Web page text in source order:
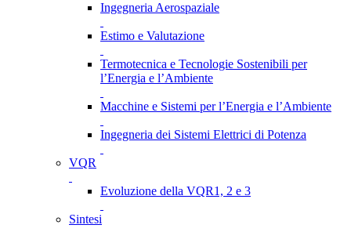
Ingegneria Aerospaziale
Estimo e Valutazione
Termotecnica e Tecnologie Sostenibili per
l’Energia e l’Ambiente
Macchine e Sistemi per l’Energia e l’Ambiente
Ingegneria dei Sistemi Elettrici di Potenza
VQR
Evoluzione della VQR1, 2 e 3
Sintesi